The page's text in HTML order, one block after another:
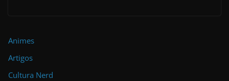
Animes
Artigos
Cultura Nerd